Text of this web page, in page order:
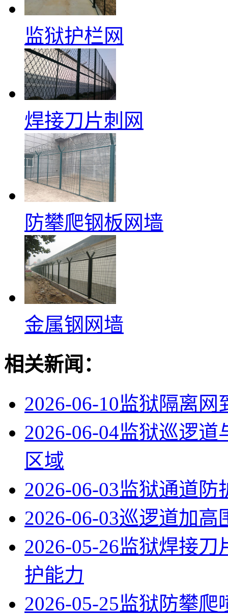
监狱护栏网
焊接刀片刺网
防攀爬钢板网墙
金属钢网墙
相关新闻：
2026-06-10监狱隔离网
2026-06-04监狱巡逻道
区域
2026-06-03监狱通道防
2026-06-03巡逻道加高
2026-05-26监狱焊接刀
护能力
2026-05-25监狱防攀爬